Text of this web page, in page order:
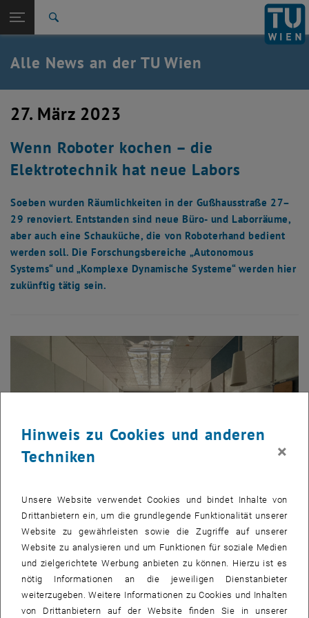
TU Login
Quicklinks
Quicklinks-Menü umschalten
Studium
Karriere
Zurück: Subseiten von TU Wien Startseite auflisten
Zurück zur letzten Ebene:
TU Wien Startseite
Übersicht
Alle News an der TU Wien
27. März 2023
Wenn Roboter kochen – die
Elektrotechnik hat neue Labors
Soeben wurden Räumlichkeiten in der Gußhausstraße 27–
29 renoviert. Entstanden sind neue Büro- und Laborräume,
aber auch eine Schauküche, die von Roboterhand bedient
werden soll. Die Forschungsbereiche „Autonomous
Systems“ und „Komplexe Dynamische Systeme“ werden hier
zukünftig tätig sein.
Bild
© TUW
„smart kitchen“ im Forschungbereich "Autonomous Systems";
Campus
Gußhaus, Trakt CA
Hinweis zu Cookies und anderen
Techniken
×
Unsere Website verwendet Cookies und bindet Inhalte von
Drittanbietern ein, um die grundlegende Funktionalität unserer
Website zu gewährleisten sowie die Zugriffe auf unserer
Website zu analysieren und um Funktionen für soziale Medien
und zielgerichtete Werbung anbieten zu können. Hierzu ist es
nötig Informationen an die jeweiligen Dienstanbieter
weiterzugeben. Weitere Informationen zu Cookies und Inhalten
von Drittanbietern auf der Website finden Sie in unserer